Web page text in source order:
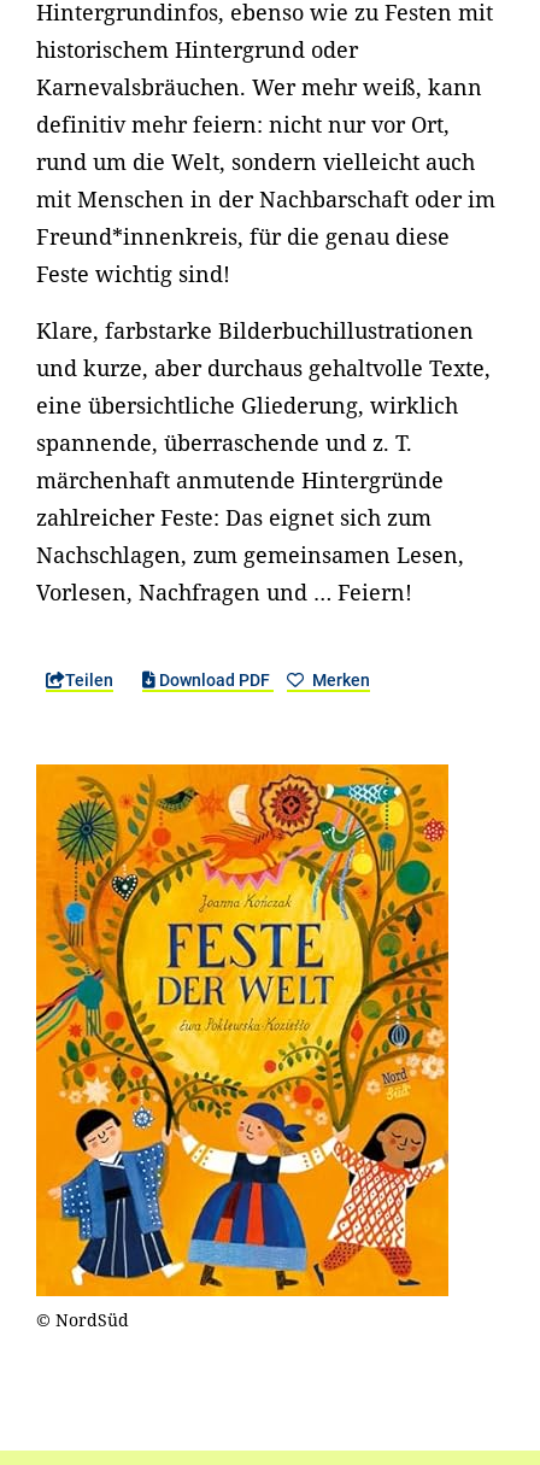
Hintergrundinfos, ebenso wie zu Festen mit
historischem Hintergrund oder
Karnevalsbräuchen. Wer mehr weiß, kann
definitiv mehr feiern: nicht nur vor Ort,
rund um die Welt, sondern vielleicht auch
mit Menschen in der Nachbarschaft oder im
Freund*innenkreis, für die genau diese
Feste wichtig sind!
Klare, farbstarke Bilderbuchillustrationen
und kurze, aber durchaus gehaltvolle Texte,
eine übersichtliche Gliederung, wirklich
spannende, überraschende und z. T.
märchenhaft anmutende Hintergründe
zahlreicher Feste: Das eignet sich zum
Nachschlagen, zum gemeinsamen Lesen,
Vorlesen, Nachfragen und … Feiern!
Teilen Download PDF Merken
© NordSüd